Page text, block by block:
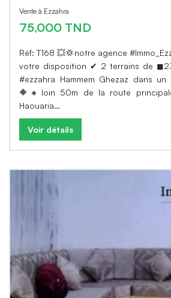
Vente à Ezzahra
75,000 TND
Réf: T168 💥💢notre agence
votre disposition ✔ 2 terrains de
#ezzahra Hammem Ghezaz dans
🔶🔸loin 50m de la route
Haouaria…
Voir détails